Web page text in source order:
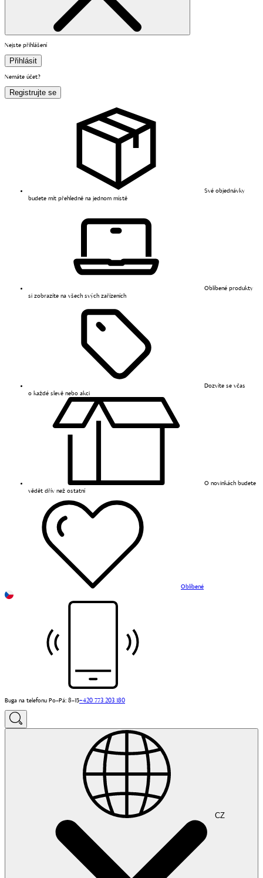
Nejste přihlášení
Přihlásit
Nemáte účet?
Registrujte se
Své objednávky
budete mít přehledně na jednom místě
Oblíbené produkty
si zobrazíte na všech svých zařízeních
Dozvíte se včas
o každé slevě nebo akci
O novinkách budete
vědět dřív než ostatní
Oblíbené
Buga na telefonu Po–Pá: 8–15+420 773 203 180
CZ